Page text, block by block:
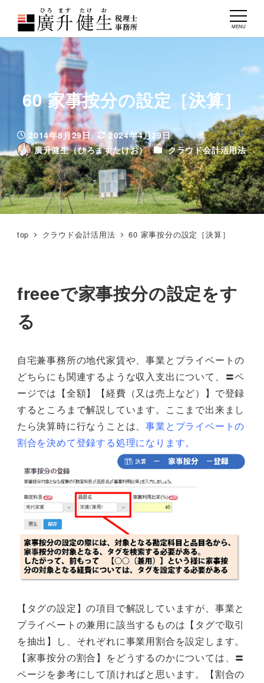
MENU
60 家事按分の設定［決算］
投稿日
2014年8月29日
更新日
2024年4月29日
著
者
廣升健生（ひろますたけお） カテゴリー
クラウド会計活用法
top クラウド会計活用法 60 家事按分の設定［決算］
freeeで家事按分の設定をす
る
自宅兼事務所の地代家賃や、事業とプライベートの
どちらにも関連するような収入支出について、〓ペ
ージでは【全額】【経費（又は売上など）】で登録
するところまで解説しています。ここまで出来まし
たら決算時に行なうことは、事業とプライベートの
割合を決めて登録する処理になります。
【タグの設定】の項目で解説していますが、事業と
プライベートの兼用に該当するものは【タグで取引
を抽出】し、それぞれに事業用割合を設定します。
【家事按分の割合】をどうするのかについては、〓
ページを参考にして頂ければと思います。【割合の